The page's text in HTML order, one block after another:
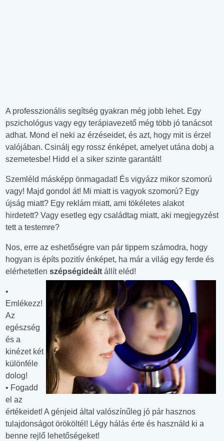
A professzionális segítség gyakran még jobb lehet. Egy
pszichológus vagy egy terápiavezető még több jó tanácsot
adhat. Mond el neki az érzéseidet, és azt, hogy mit is érzel
valójában. Csinálj egy rossz énképet, amelyet utána dobj a
szemetesbe! Hidd el a siker szinte garantált!
Szemléld másképp önmagadat! És vigyázz mikor szomorú
vagy! Majd gondol át! Mi miatt is vagyok szomorú? Egy
újság miatt? Egy reklám miatt, ami tökéletes alakot
hirdetett? Vagy esetleg egy családtag miatt, aki megjegyzést
tett a testemre?
Nos, erre az eshetőségre van pár tippem számodra, hogy
hogyan is építs pozitív énképet, ha már a világ egy ferde és
elérhetetlen szépségideált állít eléd!
•
Emlékezz!
Az
egészség
és a
kinézet két
különféle
dolog!
• Fogadd
el az
értékeidet! A génjeid által valószínűleg jó pár hasznos
tulajdonságot örököltél! Légy hálás érte és használd ki a
benne rejlő lehetőségeket!